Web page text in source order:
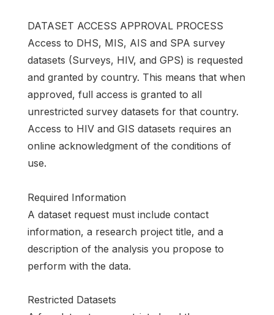
DATASET ACCESS APPROVAL PROCESS
Access to DHS, MIS, AIS and SPA survey
datasets (Surveys, HIV, and GPS) is requested
and granted by country. This means that when
approved, full access is granted to all
unrestricted survey datasets for that country.
Access to HIV and GIS datasets requires an
online acknowledgment of the conditions of
use.
Required Information
A dataset request must include contact
information, a research project title, and a
description of the analysis you propose to
perform with the data.
Restricted Datasets